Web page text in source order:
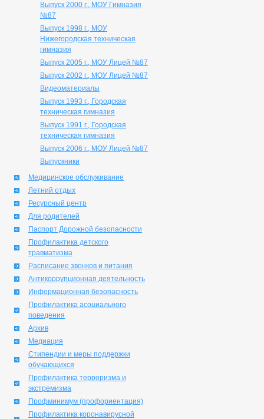
Выпуск 2000 г., МОУ Гимназия
№87
Выпуск 1998 г., МОУ
Нижегородская техническая
гимназия
Выпуск 2005 г., МОУ Лицей №87
Выпуск 2002 г., МОУ Лицей №87
Видеоматериалы
Выпуск 1993 г., Городская
техническая гимназия
Выпуск 1991 г., Городская
техническая гимназия
Выпуск 2006 г., МОУ Лицей №87
Выпускники
Медицинское обслуживание
Летний отдых
Ресурсный центр
Для родителей
Паспорт Дорожной безопасности
Профилактика детского
травматизма
Расписание звонков и питания
Антикоррупционная деятельность
Информационная безопасность
Профилактика асоциального
поведения
Архив
Медиация
Стипендии и меры поддержки
обучающихся
Профилактика терроризма и
экстремизма
Профминимум (профориентация)
Профилактика коронавирусной